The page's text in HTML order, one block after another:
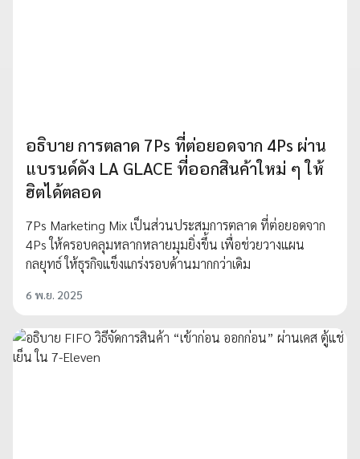
อธิบาย การตลาด 7Ps ที่ต่อยอดจาก 4Ps ผ่าน
แบรนด์ดัง LA GLACE ที่ออกสินค้าใหม่ ๆ ให้
ฮิตได้ตลอด
7Ps Marketing Mix เป็นส่วนประสมการตลาด ที่ต่อยอดจาก
4Ps ให้ครอบคลุมหลากหลายมุมยิ่งขึ้น เพื่อช่วยวางแผน
กลยุทธ์ ให้ธุรกิจแข็งแกร่งรอบด้านมากกว่าเดิม
6 พ.ย. 2025